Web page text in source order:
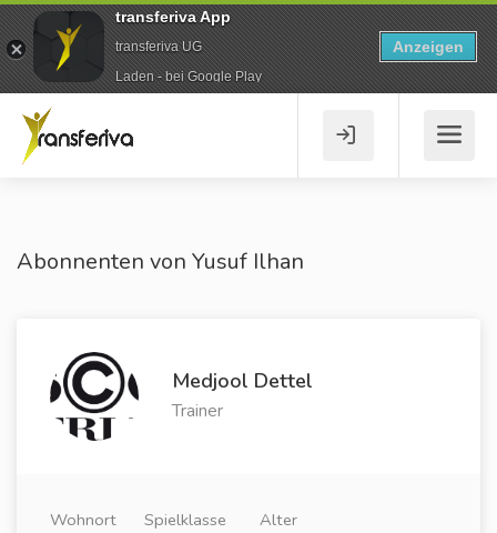
Abonnenten von Yusuf Ilhan
Medjool Dettel
Trainer
Wohnort
Spielklasse
Alter
transferiva App
transferiva UG
Laden - bei Google Play
Anzeigen